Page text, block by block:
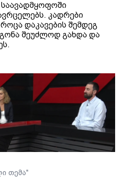
საავადმყოფოში
კადრები
დაკავების შემდეგ
შეუძლოდ გახდა და
თემა"